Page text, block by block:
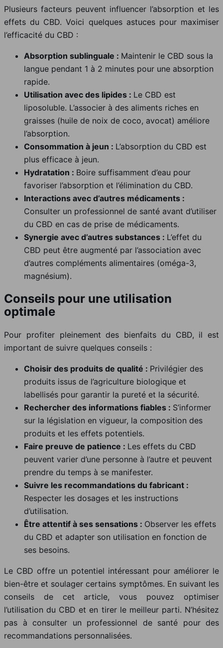
Plusieurs facteurs peuvent influencer l’absorption et les
effets du CBD. Voici quelques astuces pour maximiser
l’efficacité du CBD :
Absorption sublinguale : Maintenir le CBD sous la
langue pendant 1 à 2 minutes pour une absorption
rapide.
Utilisation avec des lipides : Le CBD est
liposoluble. L’associer à des aliments riches en
graisses (huile de noix de coco, avocat) améliore
l’absorption.
Consommation à jeun : L’absorption du CBD est
plus efficace à jeun.
Hydratation : Boire suffisamment d’eau pour
favoriser l’absorption et l’élimination du CBD.
Interactions avec d’autres médicaments :
Consulter un professionnel de santé avant d’utiliser
du CBD en cas de prise de médicaments.
Synergie avec d’autres substances : L’effet du
CBD peut être augmenté par l’association avec
d’autres compléments alimentaires (oméga-3,
magnésium).
Conseils pour une utilisation
optimale
Pour profiter pleinement des bienfaits du CBD, il est
important de suivre quelques conseils :
Choisir des produits de qualité : Privilégier des
produits issus de l’agriculture biologique et
labellisés pour garantir la pureté et la sécurité.
Rechercher des informations fiables : S’informer
sur la législation en vigueur, la composition des
produits et les effets potentiels.
Faire preuve de patience : Les effets du CBD
peuvent varier d’une personne à l’autre et peuvent
prendre du temps à se manifester.
Suivre les recommandations du fabricant :
Respecter les dosages et les instructions
d’utilisation.
Être attentif à ses sensations : Observer les effets
du CBD et adapter son utilisation en fonction de
ses besoins.
Le CBD offre un potentiel intéressant pour améliorer le
bien-être et soulager certains symptômes. En suivant les
conseils de cet article, vous pouvez optimiser
l’utilisation du CBD et en tirer le meilleur parti. N’hésitez
pas à consulter un professionnel de santé pour des
recommandations personnalisées.